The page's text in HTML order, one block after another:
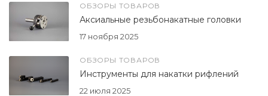
ОБЗОРЫ ТОВАРОВ
17 ноября 2025
Аксиальные резьбонакатные головки
ОБЗОРЫ ТОВАРОВ
22 июля 2025
Инструменты для накатки рифлений